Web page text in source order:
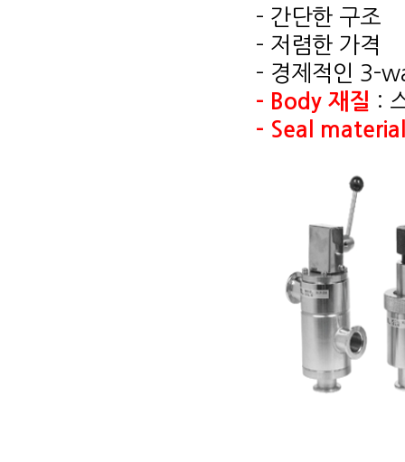
- 간단한 구조
- 저렴한 가격
- 경제적인 3-
- Body 재질 :
- Seal material